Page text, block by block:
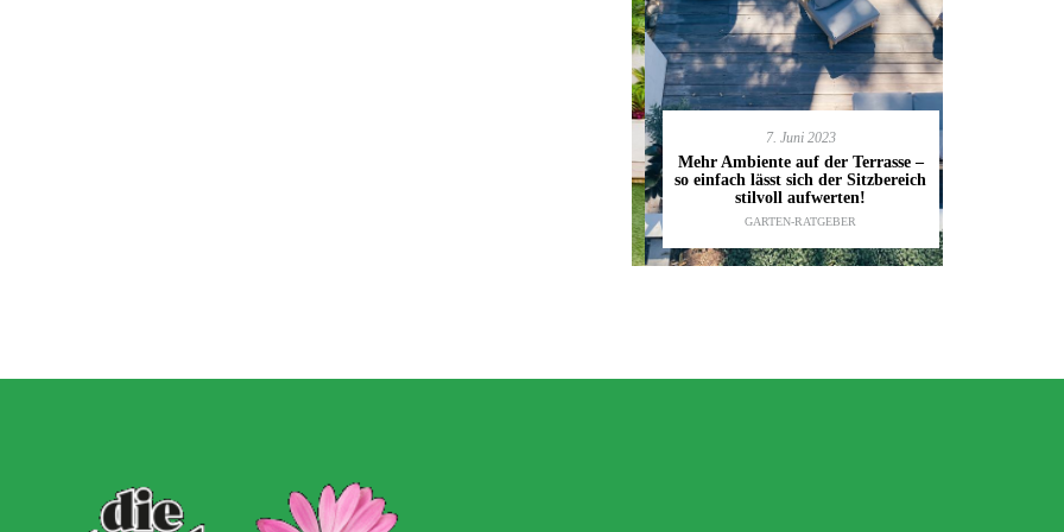
7. Juni 2023
Mehr Ambiente auf der Terrasse –
so einfach lässt sich der Sitzbereich
stilvoll aufwerten!
GARTEN-RATGEBER